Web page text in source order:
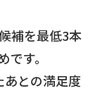
補を最低3本
す。
あとの満足度